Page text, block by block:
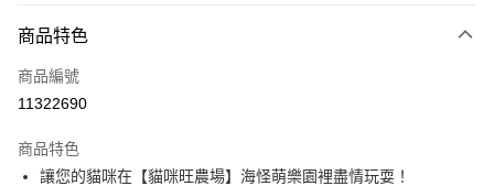
信用卡一次付款
超商取貨付款
Apple Pay
商品特色
商品編號
11322690
商品特色
讓您的貓咪在【貓咪旺農場】海怪萌樂園裡盡情玩耍！